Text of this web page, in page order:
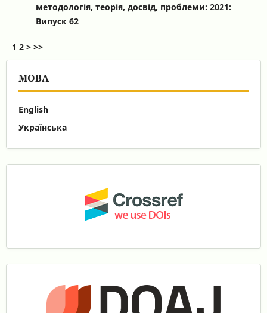
методологія, теорія, досвід, проблеми: 2021:
Випуск 62
1 2 > >>
МОВА
English
Українська